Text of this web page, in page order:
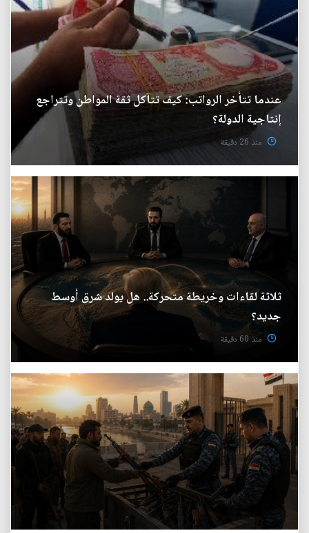
عندما تتأخر الرواتب: كيف تتآكل ثقة المواطن وتتراجع
إنتاجية الدولة؟
منذ 26 دقيقة
ثلاثة لقاءات وخريطة متحركة.. هل يولد شرق أوسط
جديد؟
منذ 60 دقيقة